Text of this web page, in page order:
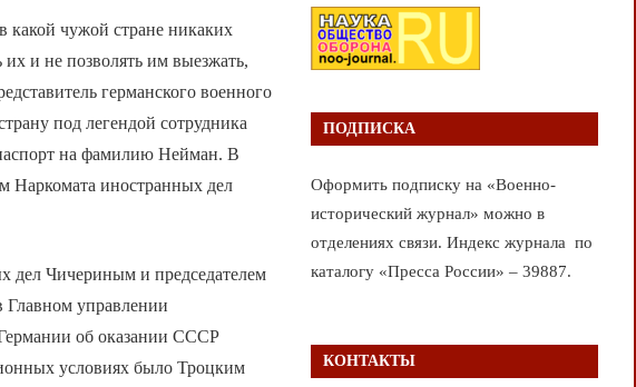
какой чужой стране никаких
и не позволять им выезжать,
германского военного
под легендой сотрудника
на фамилию Нейман. В
Наркомата иностранных дел
дел Чичериным и председателем
Главном управлении
об оказании СССР
условиях было Троцким
ПОДПИСКА
Оформить подписку на «Военно-
исторический журнал» можно в
отделениях связи. Индекс журнала по
каталогу «Пресса России» – 39887.
КОНТАКТЫ